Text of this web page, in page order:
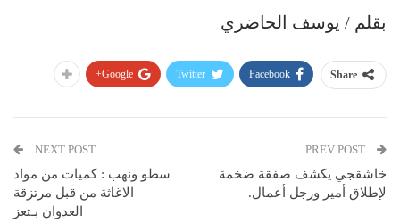
بقلم / يوسف الحاضري
Share
Facebook
Twitter
Google+
خاشقجي يكشف صفقة ضخمة
لإطلاق أمير ورجل أعمال.
NEXT POST
سطو ونهب : كميات من مواد
الاغاثة من قبل مرتزقة
العدوان بـتعز